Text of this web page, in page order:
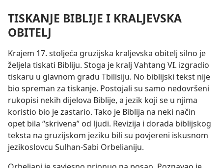
TISKANJE BIBLIJE I KRALJEVSKA
OBITELJ
Krajem 17. stoljeća gruzijska kraljevska obitelj silno je
željela tiskati Bibliju. Stoga je kralj Vahtang VI. izgradio
tiskaru u glavnom gradu Tbilisiju. No biblijski tekst nije
bio spreman za tiskanje. Postojali su samo nedovršeni
rukopisi nekih dijelova Biblije, a jezik koji se u njima
koristio bio je zastario. Tako je Biblija na neki način
opet bila “skrivena” od ljudi. Revizija i dorada biblijskog
teksta na gruzijskom jeziku bili su povjereni iskusnom
jezikoslovcu Sulhan-Sabi Orbelianiju.